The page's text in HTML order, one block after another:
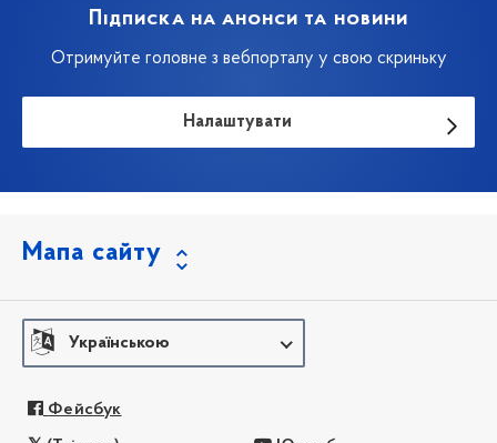
Підписка на анонси та новини
Отримуйте головне з вебпорталу у свою скриньку
Налаштувати
Мапа сайту
Українською
Фейсбук